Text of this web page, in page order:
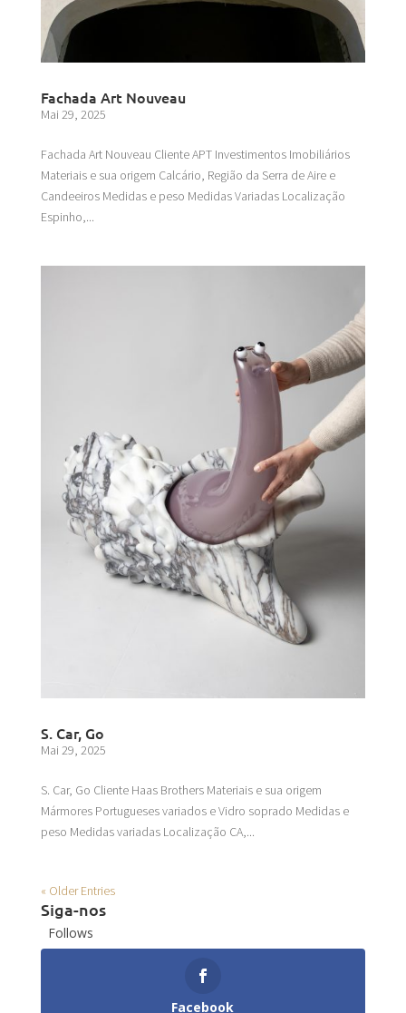
Fachada Art Nouveau
Mai 29, 2025
Fachada Art Nouveau Cliente APT Investimentos Imobiliários
Materiais e sua origem Calcário, Região da Serra de Aire e
Candeeiros Medidas e peso Medidas Variadas Localização
Espinho,...
S. Car, Go
Mai 29, 2025
S. Car, Go Cliente Haas Brothers Materiais e sua origem
Mármores Portugueses variados e Vidro soprado Medidas e
peso Medidas variadas Localização CA,...
« Older Entries
Siga-nos
Follows
Facebook